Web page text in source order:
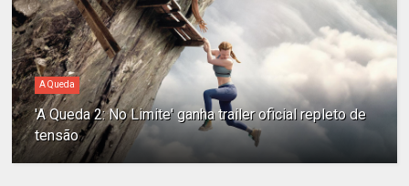
A Queda
'A Queda 2: No Limite' ganha trailer oficial repleto de
tensão